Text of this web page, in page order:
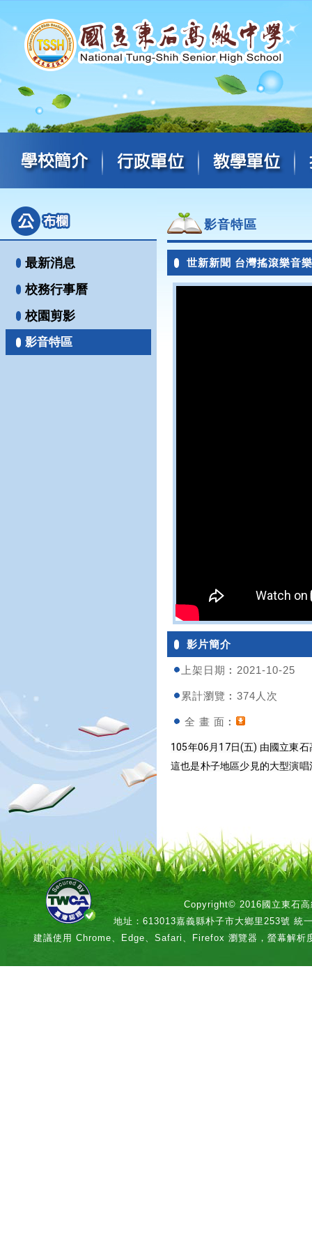
最新消息
校務行事曆
校園剪影
影音特區
影音特區
世新新聞 台灣搖滾樂音
影片簡介
上架日期︰2021-10-25
累計瀏覽︰374人次
全 畫 面︰
105年06月17日(五) 由國立東
這也是朴子地區少見的大型演
Copyright© 2016國立東石高
地址：613013嘉義縣朴子市大鄉里253號 統
建議使用 Chrome、Edge、Safari、Firefox 瀏覽器，螢幕解